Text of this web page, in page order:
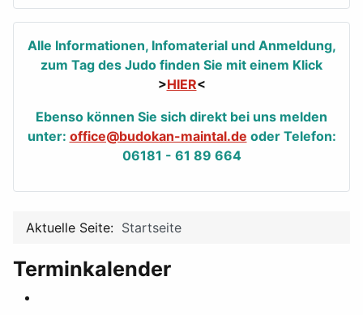
Alle Informationen, Infomaterial und Anmeldung,
zum Tag des Judo finden Sie mit einem Klick
>HIER<
Ebenso können Sie sich direkt bei uns melden
unter: office@budokan-maintal.de oder Telefon:
06181 - 61 89 664
Aktuelle Seite: Startseite
Terminkalender